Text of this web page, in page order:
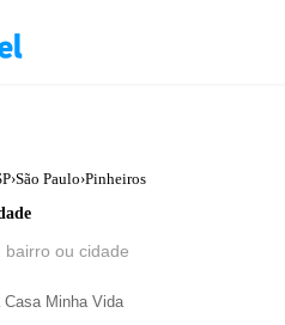
›São Paulo›Pinheiros
Casa Minha Vida